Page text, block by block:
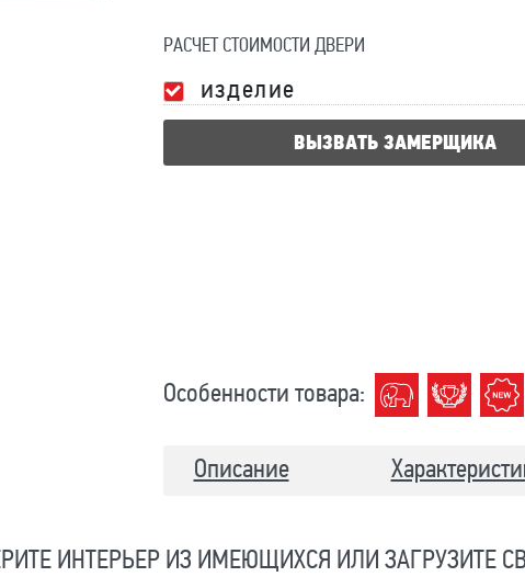
РАСЧЕТ СТОИМОСТИ ДВЕРИ
изделие
ВЫЗВАТЬ ЗАМЕРЩИКА
Особенности товара:
Описание
ИНТЕРЬЕР ИЗ ИМЕЮЩИХСЯ ИЛИ ЗАГРУЗИТЕ